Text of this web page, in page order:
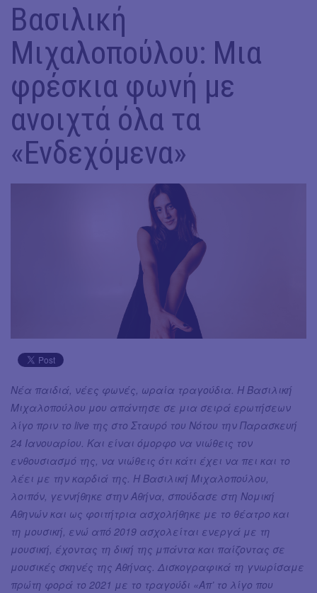
Βασιλική
Μιχαλοπούλου: Μια
φρέσκια φωνή με
ανοιχτά όλα τα
«Ενδεχόμενα»
Νέα παιδιά, νέες φωνές, ωραία τραγούδια. Η Βασιλική
Μιχαλοπούλου μου απάντησε σε μια σειρά ερωτήσεων
λίγο πριν το live της στο Σταυρό του Νότου την Παρασκευή
24 Ιανουαρίου. Και είναι όμορφο να νιώθεις τον
ενθουσιασμό της, να νιώθεις ότι κάτι έχει να πει και το
λέει με την καρδιά της. Η Βασιλική Μιχαλοπούλου,
λοιπόν, γεννήθηκε στην Αθήνα, σπούδασε στη Νομική
Αθηνών και ως φοιτήτρια ασχολήθηκε με το θέατρο και
τη μουσική, ενώ από 2019 ασχολείται ενεργά με τη
μουσική, έχοντας τη δική της μπάντα και παίζοντας σε
μουσικές σκηνές της Αθήνας. Δισκογραφικά τη γνωρίσαμε
πρώτη φορά το 2021 με το τραγούδι «Απ’ το λίγο που